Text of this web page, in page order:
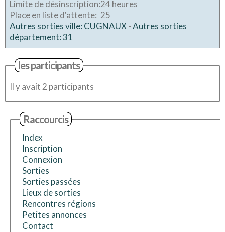
Limite de désinscription:24 heures
Place en liste d'attente: 25
Autres sorties ville: CUGNAUX-Autres sorties
département: 31
les participants
Il y avait 2 participants
Raccourcis
Index
Inscription
Connexion
Sorties
Sorties passées
Lieux de sorties
Rencontres régions
Petites annonces
Contact